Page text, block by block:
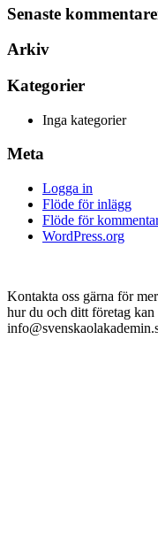
Senaste
Arkiv
Kategorier
Inga kategorier
Meta
Logga in
Flöde för inlägg
Flöde för
WordPress.org
Kontakta oss gärna för
hur du och ditt företag